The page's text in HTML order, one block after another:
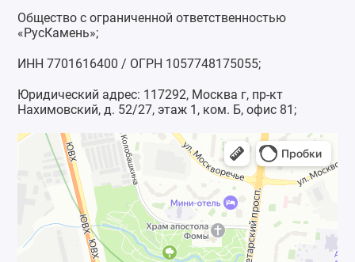
Общество с ограниченной ответственностью
«РусКамень»;
ИНН 7701616400 / ОГРН 1057748175055;
Юридический адрес: 117292, Москва г, пр-кт
Нахимовский, д. 52/27, этаж 1, ком. Б, офис 81;